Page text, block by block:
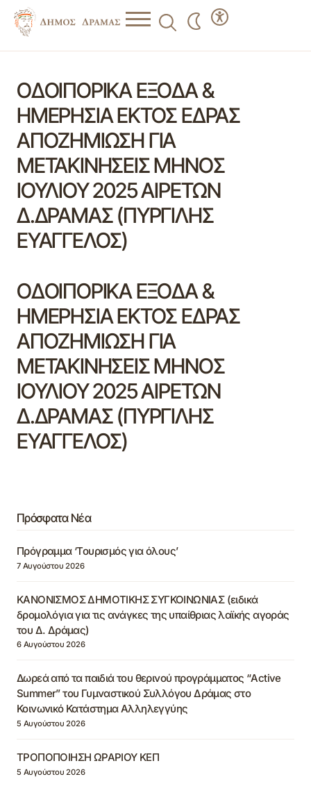
ΟΔΟΙΠΟΡΙΚΑ ΕΞΟΔΑ &
ΗΜΕΡΗΣΙΑ ΕΚΤΟΣ ΕΔΡΑΣ
ΑΠΟΖΗΜΙΩΣΗ ΓΙΑ
ΜΕΤΑΚΙΝΗΣΕΙΣ ΜΗΝΟΣ
ΙΟΥΛΙΟΥ 2025 ΑΙΡΕΤΩΝ
Δ.ΔΡΑΜΑΣ (ΠΥΡΓΙΛΗΣ
ΕΥΑΓΓΕΛΟΣ)
ΟΔΟΙΠΟΡΙΚΑ ΕΞΟΔΑ &
ΗΜΕΡΗΣΙΑ ΕΚΤΟΣ ΕΔΡΑΣ
ΑΠΟΖΗΜΙΩΣΗ ΓΙΑ
ΜΕΤΑΚΙΝΗΣΕΙΣ ΜΗΝΟΣ
ΙΟΥΛΙΟΥ 2025 ΑΙΡΕΤΩΝ
Δ.ΔΡΑΜΑΣ (ΠΥΡΓΙΛΗΣ
ΕΥΑΓΓΕΛΟΣ)
Πρόσφατα Νέα
Πρόγραμμα ‘Τουρισμός για όλους’
7 Αυγούστου 2026
ΚΑΝΟΝΙΣΜΟΣ ΔΗΜΟΤΙΚΗΣ ΣΥΓΚΟΙΝΩΝΙΑΣ (ειδικά
δρομολόγια για τις ανάγκες της υπαίθριας λαϊκής αγοράς
του Δ. Δράμας)
6 Αυγούστου 2026
Δωρεά από τα παιδιά του θερινού προγράμματος “Active
Summer” του Γυμναστικού Συλλόγου Δράμας στο
Κοινωνικό Κατάστημα Αλληλεγγύης
5 Αυγούστου 2026
ΤΡΟΠΟΠΟΙΗΣΗ ΩΡΑΡΙΟΥ ΚΕΠ
5 Αυγούστου 2026